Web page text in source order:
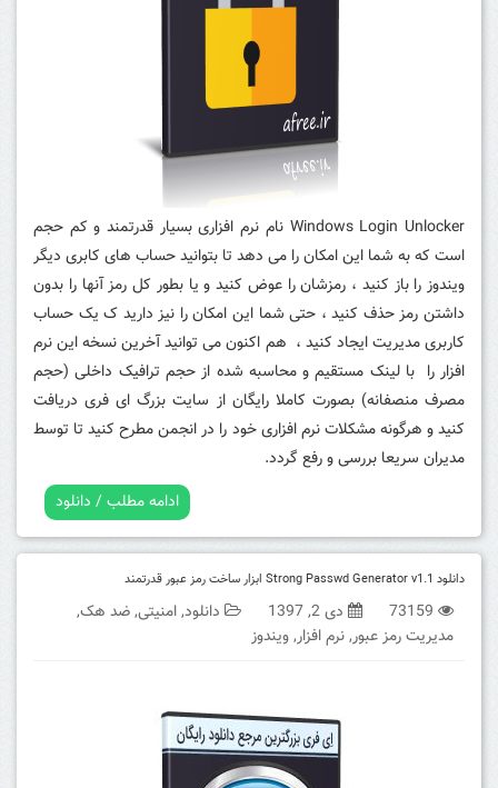
Windows Login Unlocker نام نرم افزاری بسیار قدرتمند و کم حجم
است که به شما این امکان را می دهد تا بتوانید حساب های کابری دیگر
ویندوز را باز کنید ، رمزشان را عوض کنید و یا بطور کل رمز آنها را بدون
داشتن رمز حذف کنید ، حتی شما این امکان را نیز دارید ک یک حساب
کاربری مدیریت ایجاد کنید ، هم اکنون می توانید آخرین نسخه این نرم
افزار را با لینک مستقیم و محاسبه شده از حجم ترافیک داخلی (حجم
مصرف منصفانه) بصورت کاملا رایگان از سایت بزرگ ای فری دریافت
کنید و هرگونه مشکلات نرم افزاری خود را در انجمن مطرح کنید تا توسط
مدیران سریعا بررسی و رفع گردد.
ادامه مطلب / دانلود
دانلود Strong Passwd Generator v1.1 ابزار ساخت رمز عبور قدرتمند
73159 دی 2, 1397 دانلود,امنیتی,ضد هک,
مدیریت رمز عبور,نرم افزار,ویندوز